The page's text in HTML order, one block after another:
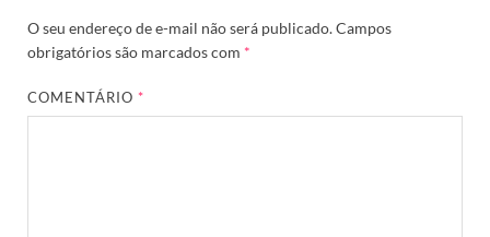
O seu endereço de e-mail não será publicado.Campos
obrigatórios são marcados com *
COMENTÁRIO*